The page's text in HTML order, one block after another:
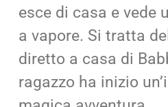
esce di casa e vede
a vapore. Si tratta
diretto a casa di
ragazzo ha inizio